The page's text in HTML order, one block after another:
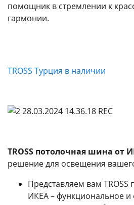
помощник в стремлении к
гармонии.
TROSS Турция в наличии
TROSS потолочная шина от
решение для освещения
Представляем вам
ИКЕА – функциональное